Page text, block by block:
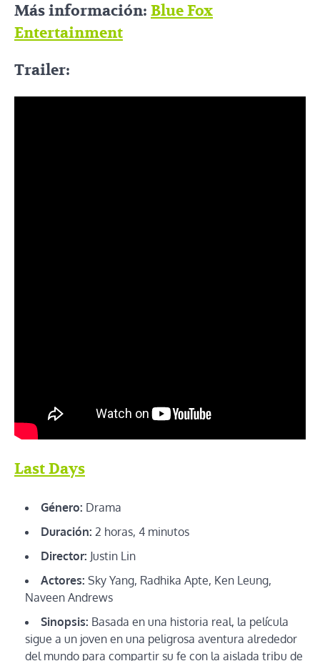
Más información: Blue Fox
Entertainment
Trailer:
Last Days
Género: Drama
Duración: 2 horas, 4 minutos
Director: Justin Lin
Actores: Sky Yang, Radhika Apte, Ken Leung,
Naveen Andrews
Sinopsis: Basada en una historia real, la película
sigue a un joven en una peligrosa aventura alrededor
del mundo para compartir su fe con la aislada tribu de